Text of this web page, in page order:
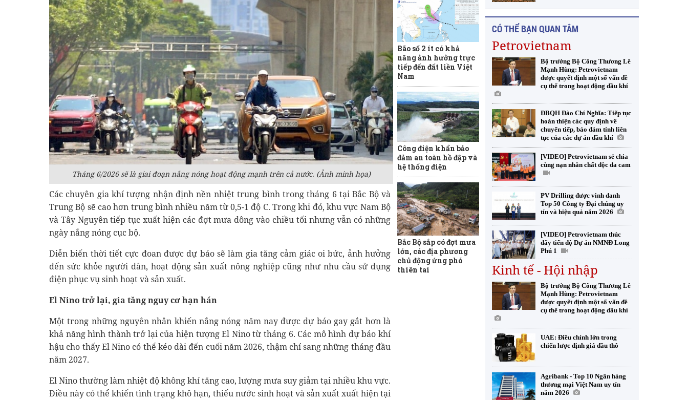
Tháng 6/2026 sẽ là giai đoạn nắng nóng hoạt động mạnh trên cả nước. (Ảnh minh họa)
Các chuyên gia khí tượng nhận định nền nhiệt trung bình trong tháng 6 tại Bắc Bộ và
Trung Bộ sẽ cao hơn trung bình nhiều năm từ 0,5-1 độ C. Trong khi đó, khu vực Nam Bộ
và Tây Nguyên tiếp tục xuất hiện các đợt mưa dông vào chiều tối nhưng vẫn có những
ngày nắng nóng cục bộ.
Diễn biến thời tiết cực đoan được dự báo sẽ làm gia tăng cảm giác oi bức, ảnh hưởng
đến sức khỏe người dân, hoạt động sản xuất nông nghiệp cũng như nhu cầu sử dụng
điện phục vụ sinh hoạt và sản xuất.
El Nino trở lại, gia tăng nguy cơ hạn hán
Một trong những nguyên nhân khiến nắng nóng năm nay được dự báo gay gắt hơn là
khả năng hình thành trở lại của hiện tượng El Nino từ tháng 6. Các mô hình dự báo khí
hậu cho thấy El Nino có thể kéo dài đến cuối năm 2026, thậm chí sang những tháng đầu
năm 2027.
El Nino thường làm nhiệt độ không khí tăng cao, lượng mưa suy giảm tại nhiều khu vực.
Điều này có thể khiến tình trạng khô hạn, thiếu nước sinh hoạt và sản xuất xuất hiện tại
Bão số 2 ít có khả
năng ảnh hưởng trực
tiếp đến đất liền Việt
Nam
Công điện khẩn bảo
đảm an toàn hồ đập và
hệ thống điện
Bắc Bộ sắp có đợt mưa
lớn, các địa phương
chủ động ứng phó
thiên tai
CÓ THỂ BẠN QUAN TÂM
Petrovietnam
Bộ trưởng Bộ Công Thương Lê
Mạnh Hùng: Petrovietnam
được quyết định một số vấn đề
cụ thể trong hoạt động dầu khí
ĐBQH Đào Chí Nghĩa: Tiếp tục
hoàn thiện các quy định về
chuyển tiếp, bảo đảm tính liên
tục của các dự án dầu khí
[VIDEO] Petrovietnam sẻ chia
cùng nạn nhân chất độc da cam
PV Drilling được vinh danh
Top 50 Công ty Đại chúng uy
tín và hiệu quả năm 2026
[VIDEO] Petrovietnam thúc
đẩy tiến độ Dự án NMNĐ Long
Phú 1
Kinh tế - Hội nhập
Bộ trưởng Bộ Công Thương Lê
Mạnh Hùng: Petrovietnam
được quyết định một số vấn đề
cụ thể trong hoạt động dầu khí
UAE: Điều chỉnh lớn trong
chiến lược định giá dầu thô
Agribank - Top 10 Ngân hàng
thương mại Việt Nam uy tín
năm 2026